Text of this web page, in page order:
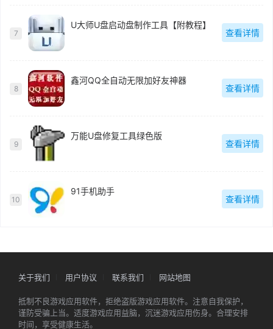
7
U大师U盘启动盘制作工具【附教程】
查看详情
8
鑫河QQ全自动无限加好友神器
查看详情
9
万能U盘修复工具绿色版
查看详情
10
91手机助手
查看详情
关于我们 用户协议 联系我们 网站地图
抵制不良游戏应用软件，拒绝盗版游戏应用软件。注意自我保护，
谨防受骗上当。适度游戏应用益脑，沉迷游戏应用伤身。合理安排
时间，享受健康生活。